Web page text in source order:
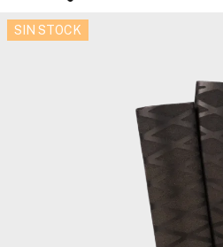
SIN STOCK